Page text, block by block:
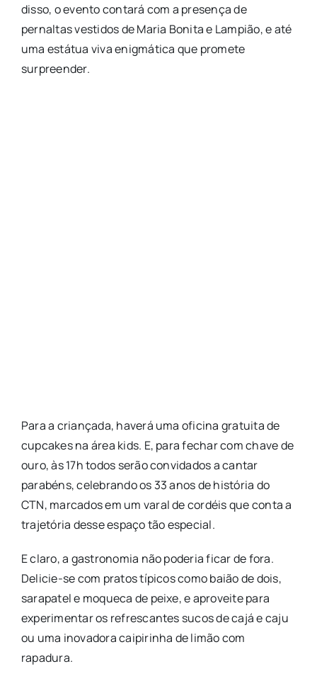
disso, o evento contará com a presença de
pernaltas vestidos de Maria Bonita e Lampião, e até
uma estátua viva enigmática que promete
surpreender.
Para a criançada, haverá uma oficina gratuita de
cupcakes na área kids. E, para fechar com chave de
ouro, às 17h todos serão convidados a cantar
parabéns, celebrando os 33 anos de história do
CTN, marcados em um varal de cordéis que conta a
trajetória desse espaço tão especial.
E claro, a gastronomia não poderia ficar de fora.
Delicie-se com pratos típicos como baião de dois,
sarapatel e moqueca de peixe, e aproveite para
experimentar os refrescantes sucos de cajá e caju
ou uma inovadora caipirinha de limão com
rapadura.